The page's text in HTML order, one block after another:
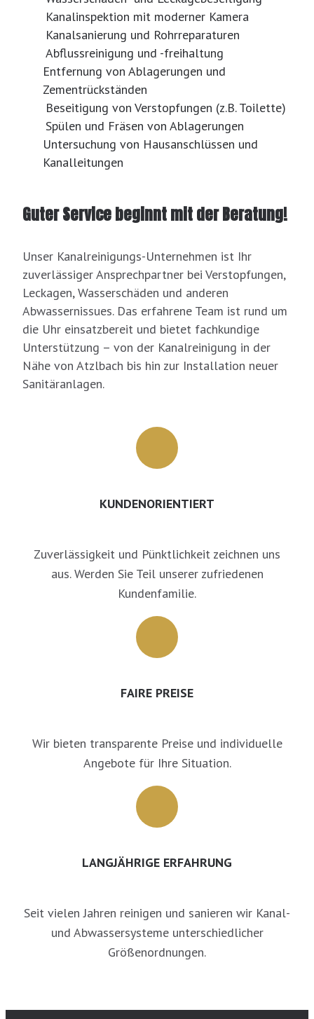
Kanalinspektion mit moderner Kamera
Kanalsanierung und Rohrreparaturen
Abflussreinigung und -freihaltung
Entfernung von Ablagerungen und
Zementrückständen
Beseitigung von Verstopfungen (z.B. Toilette)
Spülen und Fräsen von Ablagerungen
Untersuchung von Hausanschlüssen und
Kanalleitungen
Guter Service beginnt mit der Beratung!
Unser Kanalreinigungs-Unternehmen ist Ihr
zuverlässiger Ansprechpartner bei Verstopfungen,
Leckagen, Wasserschäden und anderen
Abwassernissues. Das erfahrene Team ist rund um
die Uhr einsatzbereit und bietet fachkundige
Unterstützung – von der Kanalreinigung in der
Nähe von Atzlbach bis hin zur Installation neuer
Sanitäranlagen.
KUNDENORIENTIERT
Zuverlässigkeit und Pünktlichkeit zeichnen uns
aus. Werden Sie Teil unserer zufriedenen
Kundenfamilie.
FAIRE PREISE
Wir bieten transparente Preise und individuelle
Angebote für Ihre Situation.
LANGJÄHRIGE ERFAHRUNG
Seit vielen Jahren reinigen und sanieren wir Kanal-
und Abwassersysteme unterschiedlicher
Größenordnungen.